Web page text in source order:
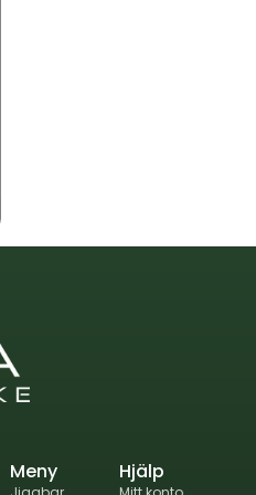
Meny Hjälp